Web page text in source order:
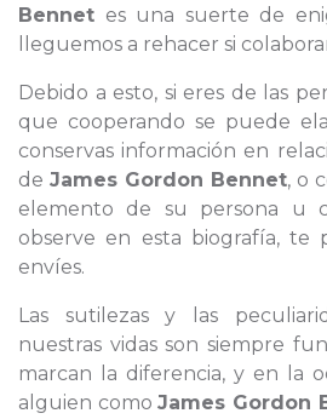
Bennet es una suerte de
lleguemos a rehacer si
Debido a esto, si eres de las
que cooperando se puede
conservas información en
de James Gordon Bennet, o
elemento de su persona u
observe en esta biografía, te
envíes.
Las sutilezas y las
nuestras vidas son siempre
marcan la diferencia, y en la
alguien comoJames Gordon